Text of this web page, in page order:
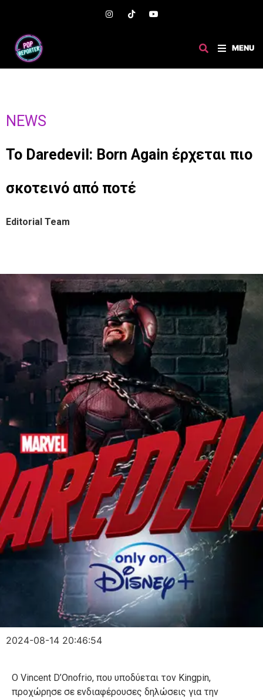
MENU
NEWS
Το Daredevil: Born Again έρχεται πιο
σκοτεινό από ποτέ
Editorial Team
2024-08-14 20:46:54
Ο Vincent D’Onofrio, που υποδύεται τον Kingpin,
προχώρησε σε ενδιαφέρουσες δηλώσεις για την